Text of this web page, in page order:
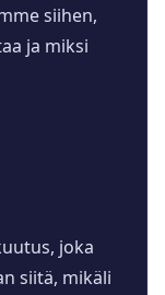
siihen,
ja miksi
joka
siitä, mikäli